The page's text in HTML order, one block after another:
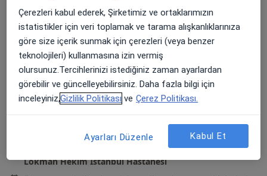
Op. Dr. Umut Doğu Aktürk
Yenişehir, Kardelen Sk. No:2, 34912 Pendik/İstanbul, •Harita
Lokman Hekim İstanbul Hastanesi
Çerezleri kabul ederek, Şirketimiz ve ortaklarımızın
istatistikler için veri toplamak ve tarama alışkanlıklarınıza
göre size içerik sunmak için çerezleri (veya benzer
teknolojileri) kullanmasına izin vermiş
olursunuz.Tercihlerinizi istediğiniz zaman ayarlardan
görebilir ve güncelleyebilirsiniz. Daha fazla bilgi için
inceleyiniz,Gizlilik Politikası ve Çerez Politikası.
Ayarları Düzenle Kabul Et